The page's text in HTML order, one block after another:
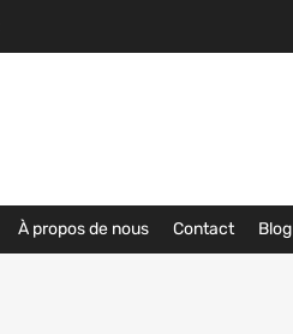
À propos de nous Contact Blog